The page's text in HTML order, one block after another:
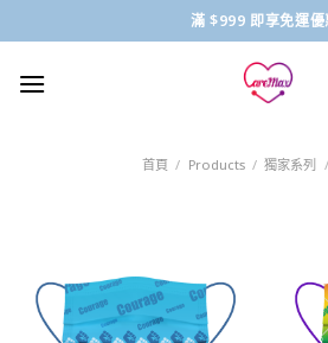
to
content
滿 $999 即享免運優
首頁 / Products / 獨家系列 /